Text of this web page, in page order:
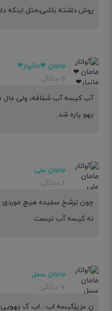
روش داشته باشی،مثل اینکه
مامان ❤مانیار❤
۵ سالگی
آب کیسه آب شفافه، ولی مال
یهو پاره شد.
مامان علی
۶ سالگی
چون ترشخ سفیده هیچ موردی
نه کیسه آب نیست
مامان عسل
۷ سالگی
ن عزیزکیسه اب...اب ک یهویی